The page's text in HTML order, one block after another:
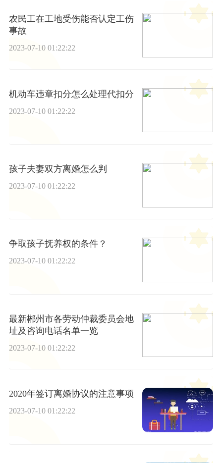
农民工在工地受伤能否认定工伤
事故
2023-07-10 01:22:22
机动车违章扣分怎么处理代扣分
2023-07-10 01:22:22
孩子夫妻双方离婚怎么判
2023-07-10 01:22:22
争取孩子抚养权的条件？
2023-07-10 01:22:22
最新郴州市各劳动仲裁委员会地
址及咨询电话名单一览
2023-07-10 01:22:22
2020年签订离婚协议的注意事项
2023-07-10 01:22:22